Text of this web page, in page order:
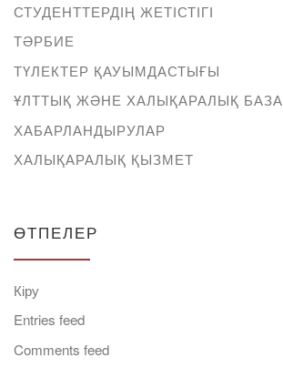
СТУДЕНТТЕРДІҢ ЖЕТІСТІГІ
ТӘРБИЕ
ТҮЛЕКТЕР ҚАУЫМДАСТЫҒЫ
ҰЛТТЫҚ ЖӘНЕ ХАЛЫҚАРАЛЫҚ
ХАБАРЛАНДЫРУЛАР
ХАЛЫҚАРАЛЫҚ ҚЫЗМЕТ
ӨТПЕЛЕР
Кіру
Entries feed
Comments feed